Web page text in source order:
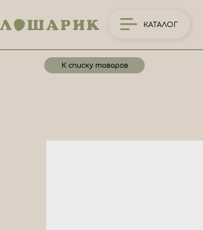
КАТАЛОГ
К списку товаров